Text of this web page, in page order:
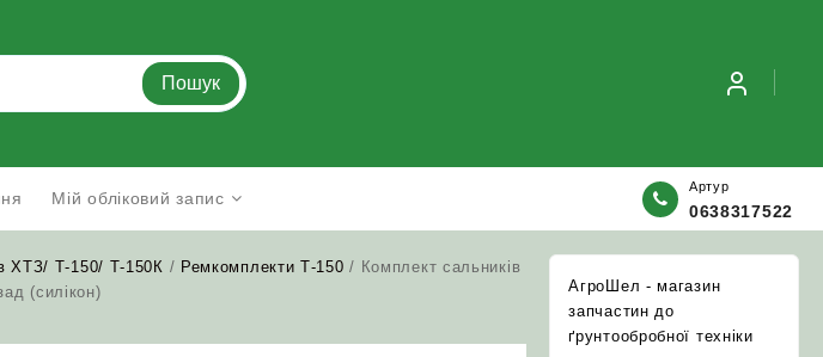
Пошук
Мій обліковий запис
Артур
0638317522
ХТЗ/ Т-150/ Т-150К / Ремкомплекти Т-150 / Комплект сальників
(силікон)
АгроШел - магазин
запчастин до
ґрунтообробної техніки